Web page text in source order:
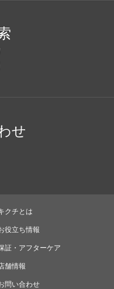
せ
クチとは
役立ち情報
証・アフターケア
舗情報
問い合わせ